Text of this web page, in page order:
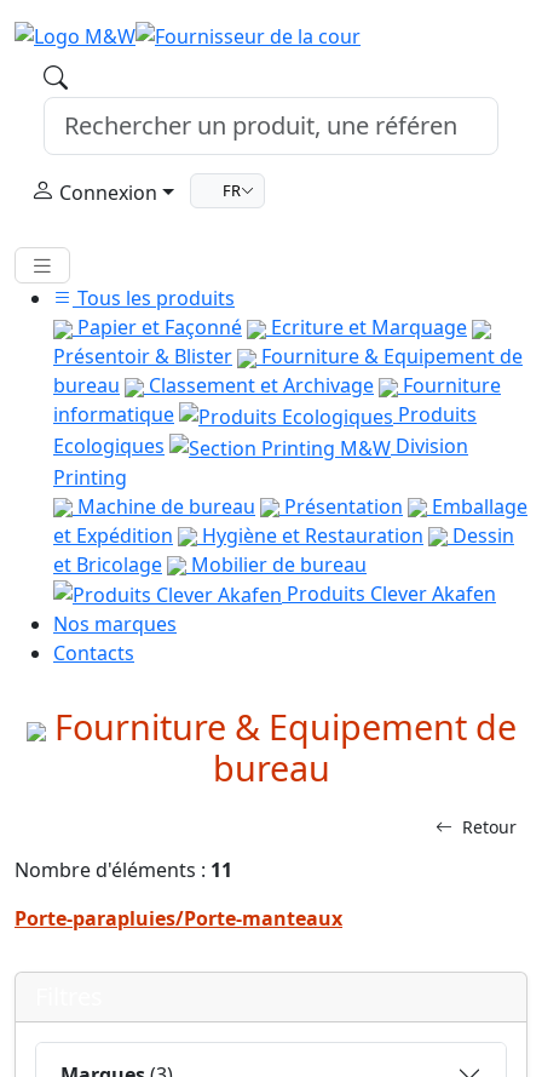
Connexion FR
Tous les produits
Papier et Façonné
Ecriture et Marquage
Présentoir & Blister
Fourniture & Equipement de
bureau
Classement et Archivage
Fourniture
informatique
Produits
Ecologiques
Division
Printing
Machine de bureau
Présentation
Emballage
et Expédition
Hygiène et Restauration
Dessin
et Bricolage
Mobilier de bureau
Produits Clever Akafen
Nos marques
Contacts
Fourniture & Equipement de
bureau
Retour
Nombre d'éléments : 11
Porte-parapluies/Porte-manteaux